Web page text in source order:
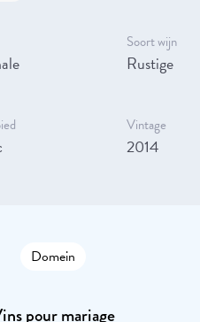
Soort wijn
Rustige
Vintage
2014
Domein
pour mariage